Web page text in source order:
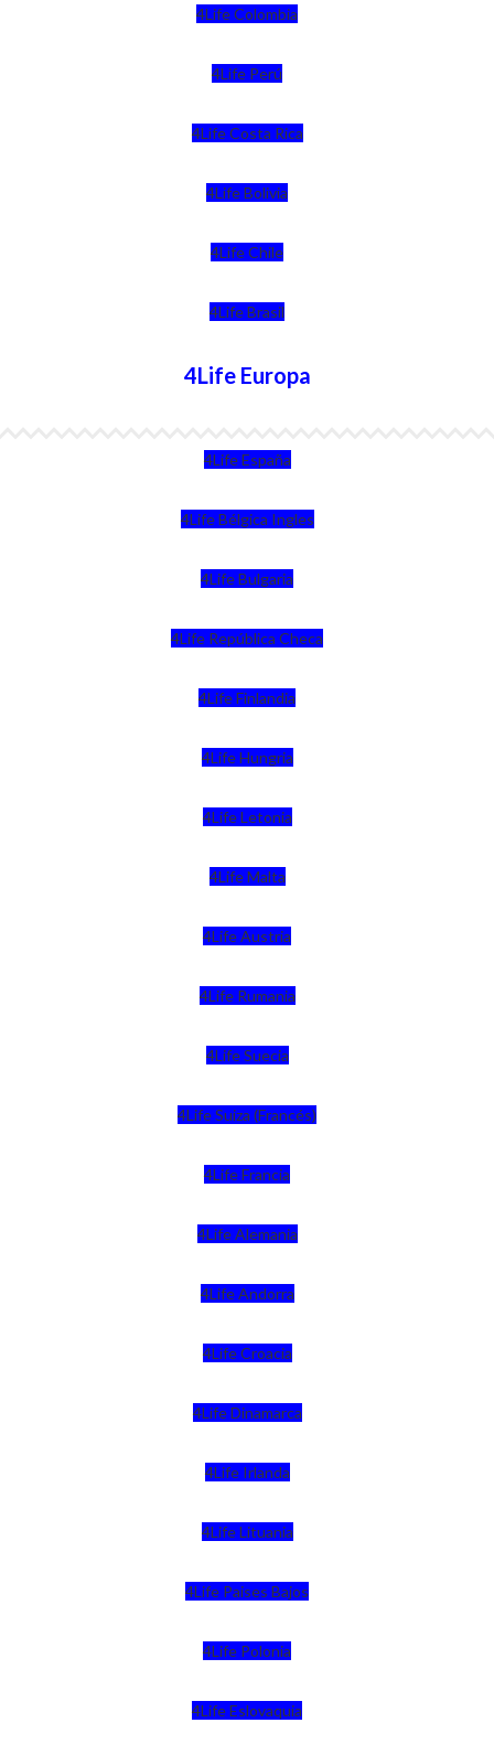
4Life Colombia
4Life Perú
4Life Costa Rica
4Life Bolivia
4Life Chile
4Life Brasil
4Life Europa
4Life España
4Life Bélgica Ingles
4Life Bulgaria
4Life República Checa
4Life Finlandia
4Life Hungria
4Life Letonia
4Life Malta
4Life Austria
4Life Rumania
4Life Suecia
4Life Suiza (Francés)
4Life Francia
4Life Alemania
4Life Andorra
4Life Croacia
4Life Dinamarca
4Life Irlanda
4Life Lituania
4Life Paises Bajos
4Life Polonia
4Life Eslovaquia